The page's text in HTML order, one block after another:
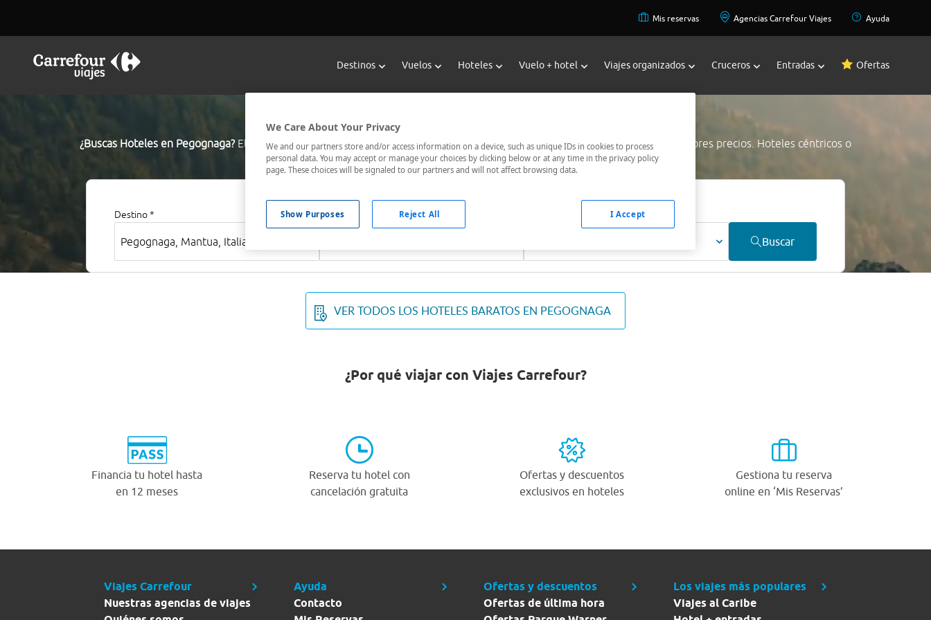
Mis reservas Agencias Carrefour Viajes Ayuda
Destinos Vuelos Hoteles Vuelo + hotel Viajes organizados Cruceros Entradas Ofertas
Reservar Hoteles en Pegognaga
¿Buscas Hoteles en Pegognaga?El buscador de hoteles de Viajes Carrefour te ofrecehoteles baratos en Pegognagaa los mejores precios. Hoteles céntricos o
los mejor comunicados, el hotel que busques nosotros te lo encontramos al mejor precio.
Destino * Fechas *
Buscar
VER TODOS LOS HOTELES BARATOS EN PEGOGNAGA
¿Por qué viajar con Viajes Carrefour?
Financia tu hotel hasta
en 12 meses
Reserva tu hotel con
cancelación gratuita
Ofertas y descuentos
exclusivos en hoteles
Gestiona tu reserva
online en ‘Mis Reservas’
Viajes Carrefour
Nuestras agencias de viajes
Ayuda
Contacto
Ofertas y descuentos
Ofertas de última hora
Los viajes más populares
Viajes al Caribe
We Care About Your Privacy
We and our partners store and/or access information on a device, such as unique IDs in cookies to process
personal data. You may accept or manage your choices by clicking below or at any time in the privacy policy
page. These choices will be signaled to our partners and will not affect browsing data.
Show Purposes Reject All I Accept